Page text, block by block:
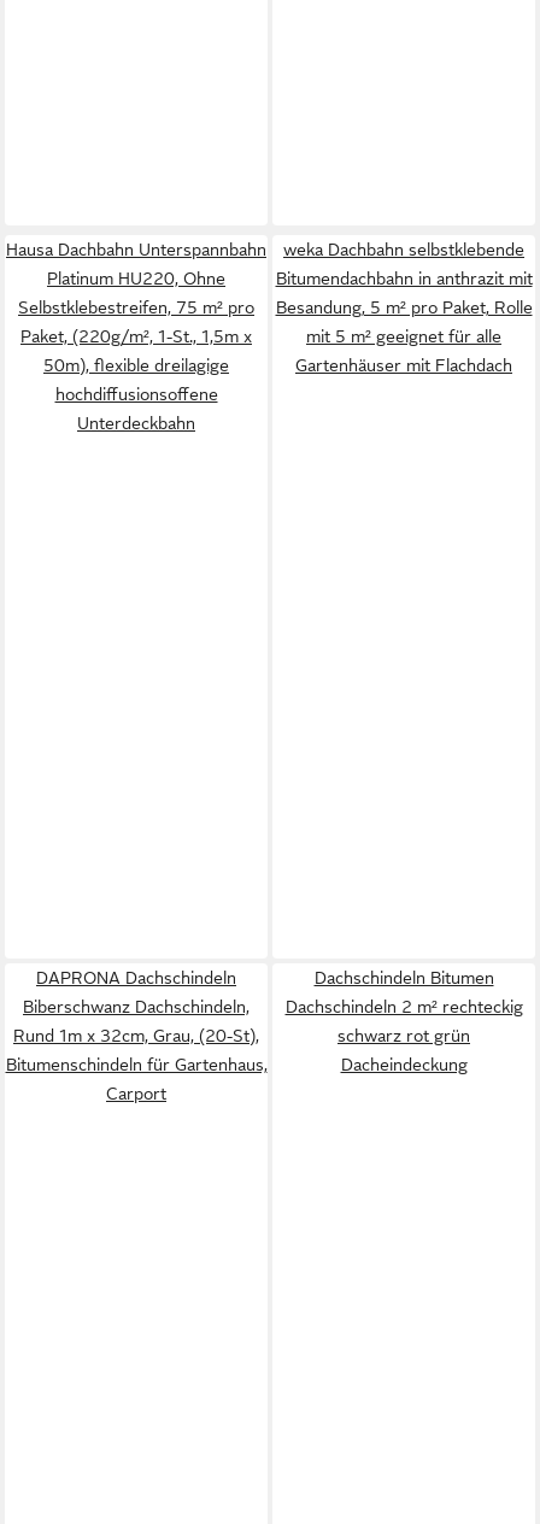
Hausa Dachbahn Unterspannbahn
Platinum HU220, Ohne
Selbstklebestreifen, 75 m² pro
Paket, (220g/m², 1-St., 1,5m x
50m), flexible dreilagige
hochdiffusionsoffene
Unterdeckbahn
weka Dachbahn selbstklebende
Bitumendachbahn in anthrazit mit
Besandung, 5 m² pro Paket, Rolle
mit 5 m² geeignet für alle
Gartenhäuser mit Flachdach
DAPRONA Dachschindeln
Biberschwanz Dachschindeln,
Rund 1m x 32cm, Grau, (20-St),
Bitumenschindeln für Gartenhaus,
Carport
Dachschindeln Bitumen
Dachschindeln 2 m² rechteckig
schwarz rot grün
Dacheindeckung